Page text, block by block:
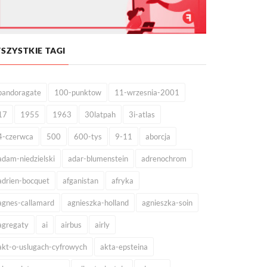
TAGI
100-punktow 11-wrzesnia-2001
1955 1963 30latpah 3i-atlas
czerwca 500 600-tys 9-11 aborcja
niedzielski adar-blumenstein adrenochrom
bocquet afganistan afryka
callamard agnieszka-holland agnieszka-soin
ai airbus airly
o-uslugach-cyfrowych akta-epsteina